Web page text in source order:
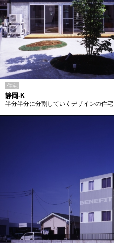
住宅
静岡-K
半分半分に分割していくデザインの住宅